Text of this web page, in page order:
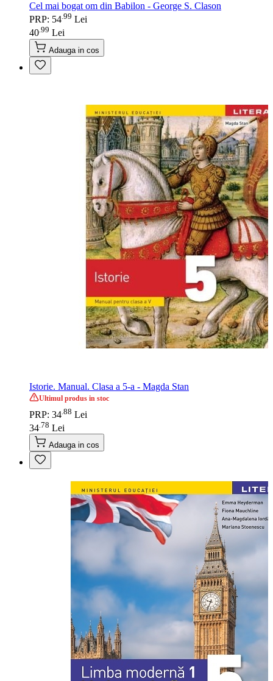
Cel mai bogat om din Babilon - George S. Clason
PRP: 54 99 Lei
40 99 Lei
Adauga in cos
Istorie. Manual. Clasa a 5-a - Magda Stan
Ultimul produs in stoc
PRP: 34 88 Lei
34 78 Lei
Adauga in cos